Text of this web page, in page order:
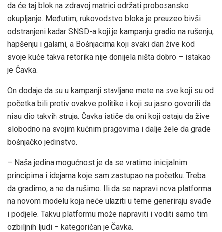
da će taj blok na zdravoj matrici održati probosansko
okupljanje. Međutim, rukovodstvo bloka je preuzeo bivši
odstranjeni kadar SNSD-a koji je kampanju gradio na rušenju,
hapšenju i galami, a Bošnjacima koji svaki dan žive kod
svoje kuće takva retorika nije donijela ništa dobro – istakao
je Čavka.
On dodaje da su u kampanji stavljane mete na sve koji su od
početka bili protiv ovakve politike i koji su jasno govorili da
nisu dio takvih struja. Čavka ističe da oni koji ostaju da žive
slobodno na svojim kućnim pragovima i dalje žele da grade
bošnjačko jedinstvo.
– Naša jedina mogućnost je da se vratimo inicijalnim
principima i idejama koje sam zastupao na početku. Treba
da gradimo, a ne da rušimo. Ili da se napravi nova platforma
na novom modelu koja neće ulaziti u teme generiraju svađe
i podjele. Takvu platformu može napraviti i voditi samo tim
ozbiljnih ljudi – kategoričan je Čavka.